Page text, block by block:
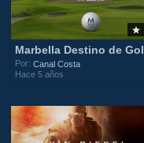
Marbella Destino de
Por:Canal Costa
Hace 5 años